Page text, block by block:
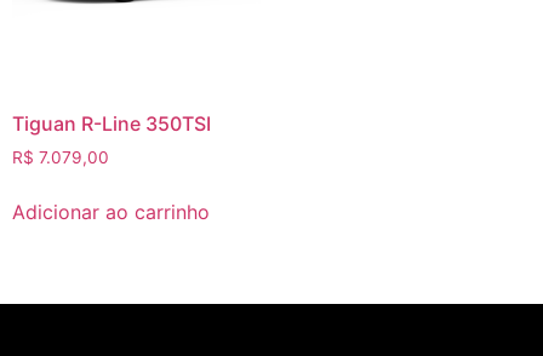
Tiguan R-Line 350TSI
R$ 7.079,00
Adicionar ao carrinho